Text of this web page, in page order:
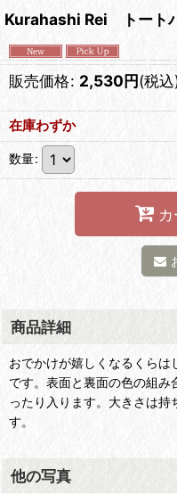
Kurahashi Rei トート
販売価格: 2,530円(税込
在庫わずか
数量:
商品詳細
おでかけが嬉しくなるくら
です。表面と裏面の色の組
ったり入ります。大きさは
す。
他の写真